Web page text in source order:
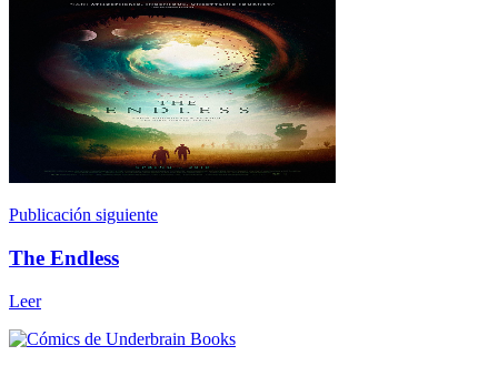
Publicación siguiente
The Endless
Leer